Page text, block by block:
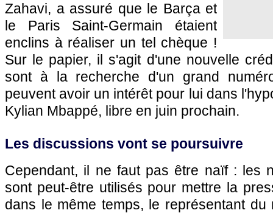
Zahavi, a assuré que le Barça et
le Paris Saint-Germain étaient
enclins à réaliser un tel chèque !
Sur le papier, il s'agit d'une nouvelle
sont à la recherche d'un grand
peuvent avoir un intérêt pour lui dans
Kylian Mbappé, libre en juin prochain.
Les discussions vont se poursuivre
Cependant, il ne faut pas être naïf : les
sont peut-être utilisés pour mettre la
dans le même temps, le représentant du